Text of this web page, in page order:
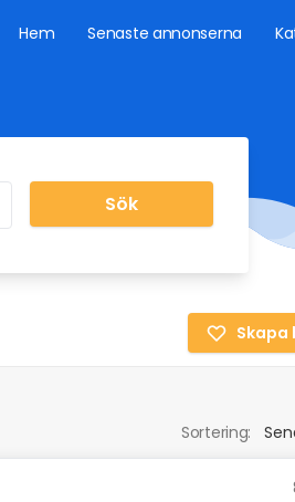
Hem Senaste annonserna
Sök
Skapa
Sortering: